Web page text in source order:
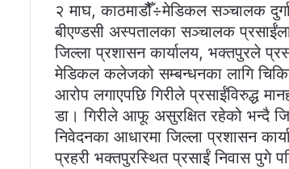
२ माघ, काठमाडौैँ÷मेडिकल सञ्चालक
बीएण्डसी अस्पतालका सञ्चालक
जिल्ला प्रशासन कार्यालय, भक्तपुरले
मेडिकल कलेजको सम्बन्धनका लागि
आरोप लगाएपछि गिरीले प्रसाईंविरुद्ध
डा। गिरीले आफू असुरक्षित रहेको भन्दै
निवेदनका आधारमा जिल्ला प्रशासन
प्रहरी भक्तपुरस्थित प्रसाईं निवास पुगे